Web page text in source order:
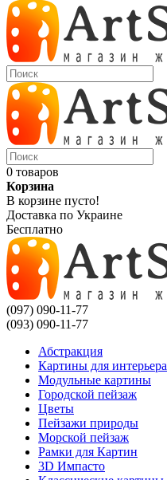
0 товаров
Корзина
В корзине пусто!
Доставка по Украине
Бесплатно
(097) 090-11-77
(093) 090-11-77
Абстракция
Картины для интерьера
Модульные картины
Городской пейзаж
Цветы
Пейзажи природы
Морской пейзаж
Рамки для Картин
3D Импасто